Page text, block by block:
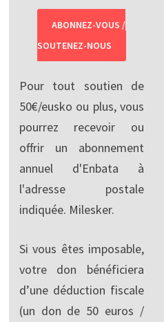
ABONNEZ-VOUS /
SOUTENEZ-NOUS
Pour tout soutien de
50€/eusko ou plus, vous
pourrez recevoir ou
offrir un abonnement
annuel d'Enbata à
l'adresse postale
indiquée. Milesker.
Si vous êtes imposable,
votre don bénéficiera
d’une déduction fiscale
(un don de 50 euros /